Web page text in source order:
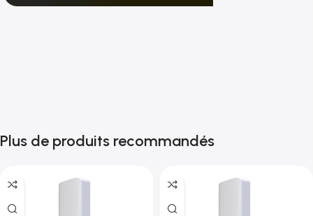
Plus de produits recommandés